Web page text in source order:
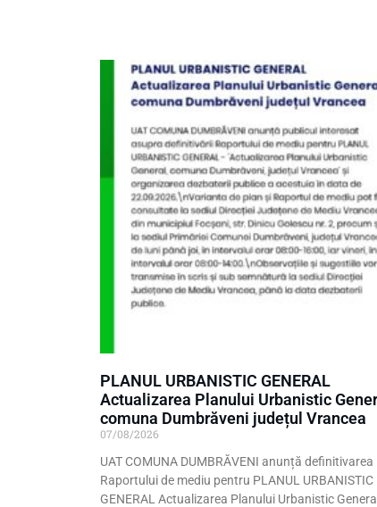
PLANUL URBANISTIC GENERAL
Actualizarea Planului Urbanistic
comuna Dumbrăveni județul Vrancea
07/08/2026
UAT COMUNA DUMBRĂVENI anunță definitivarea
Raportului de mediu pentru PLANUL URBANISTIC
GENERAL Actualizarea Planului Urbanistic